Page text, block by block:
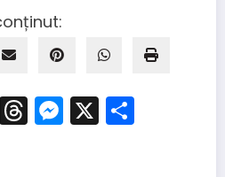
CopyThreads
Messenger
X